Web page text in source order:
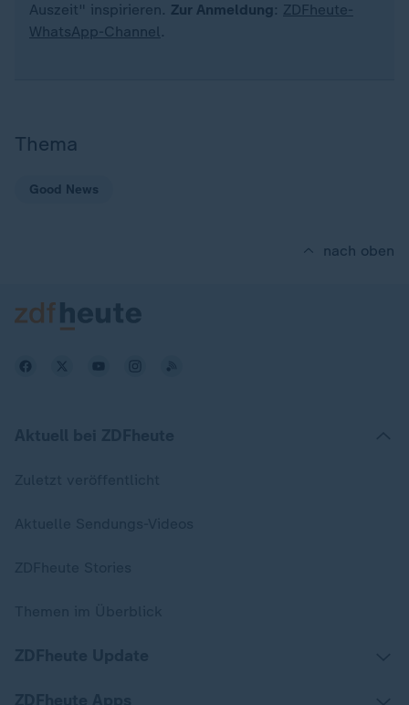
Auszeit" inspirieren. Zur Anmeldung : ZDFheute-
WhatsApp-Channel.
Thema
Good News
nach oben